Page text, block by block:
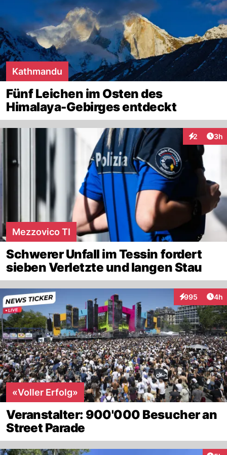
Kathmandu
Fünf Leichen im Osten des
Himalaya-Gebirges entdeckt
2 3h
Mezzovico TI
Schwerer Unfall im Tessin fordert
sieben Verletzte und langen Stau
995
Interaktionen
4h
«Voller Erfolg»
Veranstalter: 900'000 Besucher an
Street Parade